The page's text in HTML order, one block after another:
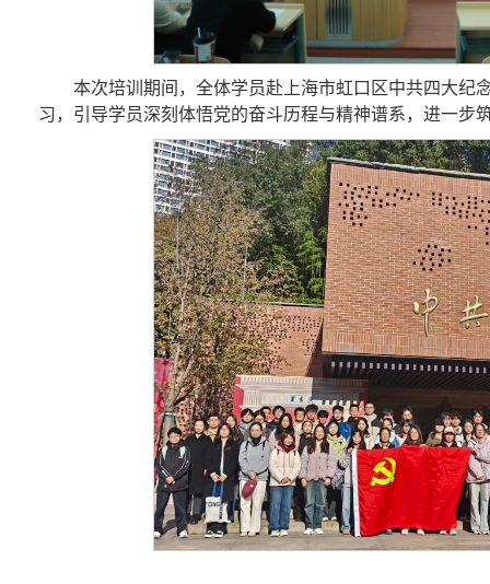
本次培训期间，全体学员赴上海市虹口区中共四大纪
习，引导学员深刻体悟党的奋斗历程与精神谱系，进一步